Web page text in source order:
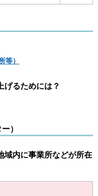
等）
げるためには？
）
域内に事業所などが所在